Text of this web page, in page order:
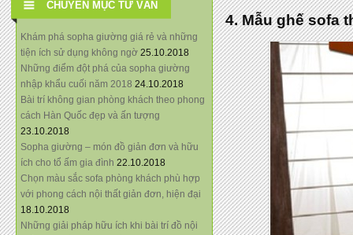
CHUYÊN MỤC TƯ VẤN
Khám phá sopha giường giá rẻ và những
tiện ích sử dụng không ngờ 25.10.2018
Những điểm đột phá của sopha giường
nhập khẩu cuối năm 2018 24.10.2018
Bài trí không gian phòng khách theo phong
cách Hàn Quốc đẹp và ấn tượng
23.10.2018
Sopha giường – món đồ giản đơn và hữu
ích cho tổ ấm gia đình 22.10.2018
Chọn màu sắc sofa phòng khách phù hợp
với phong cách nội thất giản đơn, hiện đại
18.10.2018
Những giải pháp hữu ích khi bài trí đồ nội
4. Mẫu ghế sofa